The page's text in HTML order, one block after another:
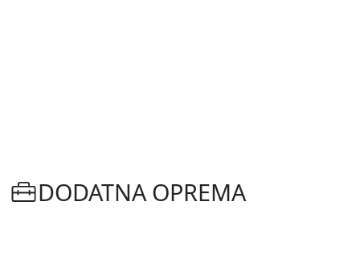
DODATNA OPREMA